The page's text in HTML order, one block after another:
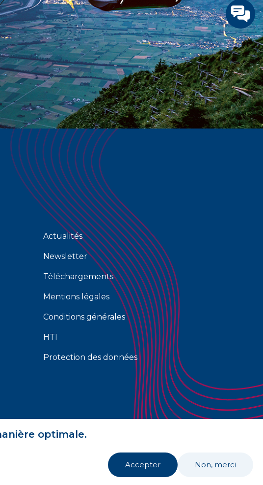
optimale.
Accepter Non, merci
Actualités
Newsletter
Téléchargements
Mentions légales
Conditions générales
HTI
Protection des données